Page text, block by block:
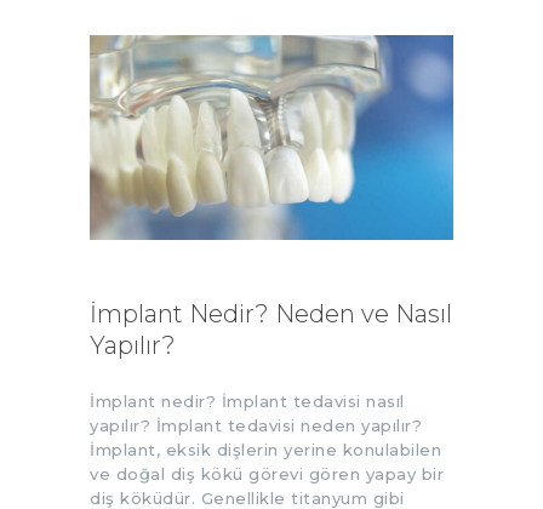
İmplant Nedir? Neden ve Nasıl
Yapılır?
İmplant nedir? İmplant tedavisi nasıl
yapılır? İmplant tedavisi neden yapılır?
İmplant, eksik dişlerin yerine konulabilen
ve doğal diş kökü görevi gören yapay bir
diş köküdür. Genellikle titanyum gibi